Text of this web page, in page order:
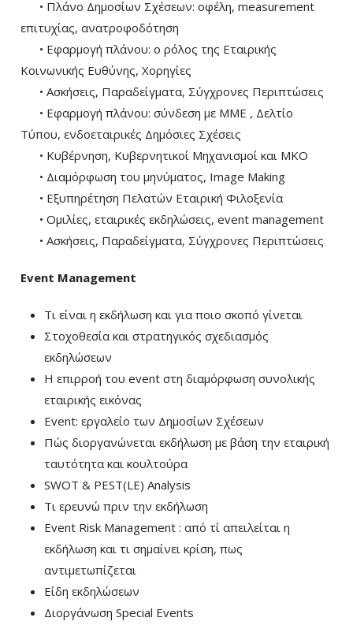
• Πλάνο Δημοσίων Σχέσεων: οφέλη, measurement
επιτυχίας, ανατροφοδότηση
• Εφαρμογή πλάνου: ο ρόλος της Εταιρικής
Κοινωνικής Ευθύνης, Χορηγίες
• Ασκήσεις, Παραδείγματα, Σύγχρονες Περιπτώσεις
• Εφαρμογή πλάνου: σύνδεση με ΜΜΕ , Δελτίο
Τύπου, ενδοεταιρικές Δημόσιες Σχέσεις
• Κυβέρνηση, Κυβερνητικοί Μηχανισμοί και ΜΚΟ
• Διαμόρφωση του μηνύματος, Image Making
• Εξυπηρέτηση Πελατών Εταιρική Φιλοξενία
• Ομιλίες, εταιρικές εκδηλώσεις, event management
• Ασκήσεις, Παραδείγματα, Σύγχρονες Περιπτώσεις
Event Management
Τι είναι η εκδήλωση και για ποιο σκοπό γίνεται
Στοχοθεσία και στρατηγικός σχεδιασμός
εκδηλώσεων
Η επιρροή του event στη διαμόρφωση συνολικής
εταιρικής εικόνας
Event: εργαλείο των Δημοσίων Σχέσεων
Πώς διοργανώνεται εκδήλωση με βάση την εταιρική
ταυτότητα και κουλτούρα
SWOT & PEST(LE) Analysis
Τι ερευνώ πριν την εκδήλωση
Event Risk Management : από τί απειλείται η
εκδήλωση και τι σημαίνει κρίση, πως
αντιμετωπίζεται
Είδη εκδηλώσεων
Διοργάνωση Special Events